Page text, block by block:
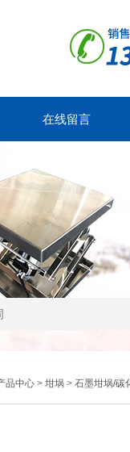
在线留言
品中心> 坩埚> 石墨坩埚/碳